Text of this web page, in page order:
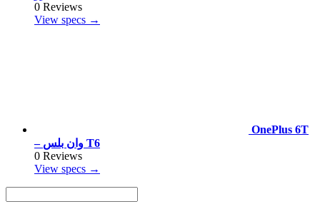
0 Reviews
View specs →
OnePlus 6T
– وان بلس T6
0 Reviews
View specs →